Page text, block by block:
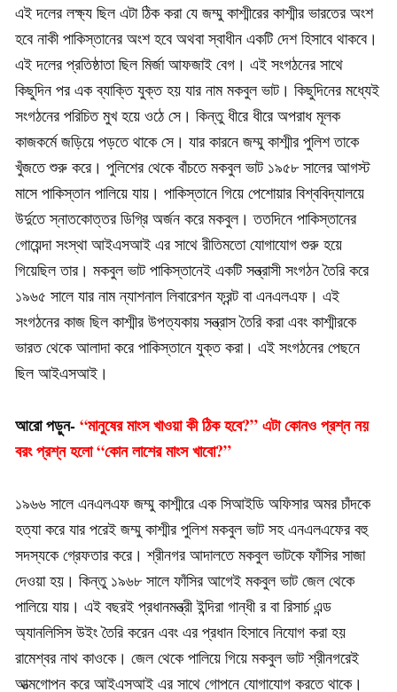
এই দলের লক্ষ্য ছিল এটা ঠিক করা যে জম্মু কাশ্মীরের কাশ্মীর ভারতের অংশ
হবে নাকী পাকিস্তানের অংশ হবে অথবা স্বাধীন একটি দেশ হিসাবে থাকবে।
এই দলের প্রতিষ্ঠাতা ছিল মির্জা আফজাই বেগ। এই সংগঠনের সাথে
কিছুদিন পর এক ব্যাক্তি যুক্ত হয় যার নাম মকবুল ভাট। কিছুদিনের মধ্যেই
সংগঠনের পরিচিত মুখ হয়ে ওঠে সে। কিন্তু ধীরে ধীরে অপরাধ মূলক
কাজকর্মে জড়িয়ে পড়তে থাকে সে। যার কারনে জম্মু কাশ্মীর পুলিশ তাকে
খুঁজতে শুরু করে। পুলিশের থেকে বাঁচতে মকবুল ভাট ১৯৫৮ সালের আগস্ট
মাসে পাকিস্তান পালিয়ে যায়। পাকিস্তানে গিয়ে পেশোয়ার বিশ্ববিদ্যালয়ে
উর্দুতে স্নাতকোত্তর ডিগ্রি অর্জন করে মকবুল। ততদিনে পাকিস্তানের
গোয়েন্দা সংস্থা আইএসআই এর সাথে রীতিমতো যোগাযোগ শুরু হয়ে
গিয়েছিল তার। মকবুল ভাট পাকিস্তানেই একটি সন্ত্রাসী সংগঠন তৈরি করে
১৯৬৫ সালে যার নাম ন্যাশনাল লিবারেশন ফ্রন্ট বা এনএলএফ। এই
সংগঠনের কাজ ছিল কাশ্মীর উপত্যকায় সন্ত্রাস তৈরি করা এবং কাশ্মীরকে
ভারত থেকে আলাদা করে পাকিস্তানে যুক্ত করা। এই সংগঠনের পেছনে
ছিল আইএসআই।
আরো পড়ুন-“মানুষের মাংস খাওয়া কী ঠিক হবে?” এটা কোনও প্রশ্ন নয়
বরং প্রশ্ন হলো “কোন লাশের মাংস খাবো?”
১৯৬৬ সালে এনএলএফ জম্মু কাশ্মীরে এক সিআইডি অফিসার অমর চাঁদকে
হত্যা করে যার পরেই জম্মু কাশ্মীর পুলিশ মকবুল ভাট সহ এনএলএফের বহু
সদস্যকে গ্রেফতার করে। শ্রীনগর আদালতে মকবুল ভাটকে ফাঁসির সাজা
দেওয়া হয়। কিন্তু ১৯৬৮ সালে ফাঁসির আগেই মকবুল ভাট জেল থেকে
পালিয়ে যায়। এই বছরই প্রধানমন্ত্রী ইন্দিরা গান্ধী র বা রিসার্চ এন্ড
অ্যানলিসিস উইং তৈরি করেন এবং এর প্রধান হিসাবে নিযোগ করা হয়
রামেশ্বর নাথ কাওকে। জেল থেকে পালিয়ে গিয়ে মকবুল ভাট শ্রীনগরেই
আত্মগোপন করে আইএসআই এর সাথে গোপনে যোগাযোগ করতে থাকে।